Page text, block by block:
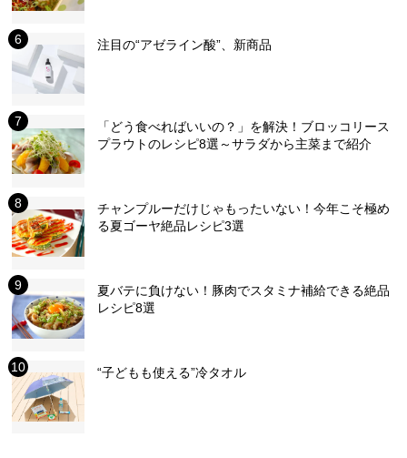
注目の“アゼライン酸”、新商品
「どう食べればいいの？」を解決！ブロッコリース
プラウトのレシピ8選～サラダから主菜まで紹介
チャンプルーだけじゃもったいない！今年こそ極め
る夏ゴーヤ絶品レシピ3選
夏バテに負けない！豚肉でスタミナ補給できる絶品
レシピ8選
“子どもも使える”冷タオル